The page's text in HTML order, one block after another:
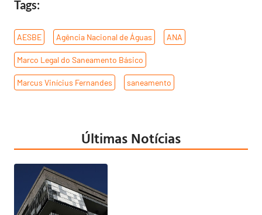
Tags:
AESBE Agência Nacional de Águas ANA
Marco Legal do Saneamento Básico
Marcus Vinícius Fernandes saneamento
Últimas Notícias